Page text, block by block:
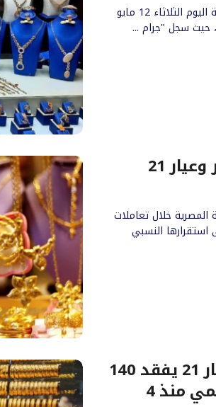
أسعار الذهب.. شهدت أسواق الصاغة المصرية اليوم الثلاثاء 12 مايو
ثبات أسعار الذهب في مصر وعيار 21
خلال تعاملات
النسبي
زلزال في سوق الذهب.. عيار 21 يفقد 140
جنيهًا وسط أكبر انهيار عالمي منذ 4